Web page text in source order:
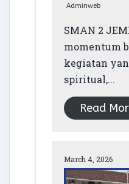
Adminweb
SMAN 2
momentum
kegiatan
spiritual,...
Read
March 4, 2026